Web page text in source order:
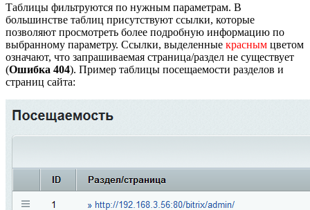
Таблицы фильтруются по нужным параметрам. В
большинстве таблиц присутствуют ссылки, которые
позволяют просмотреть более подробную информацию по
выбранному параметру. Ссылки, выделенные красным цветом
означают, что запрашиваемая страница/раздел не существует
(Ошибка 404). Пример таблицы посещаемости разделов и
страниц сайта: